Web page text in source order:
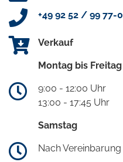
+49 92 52 / 99 77-0
Verkauf
Montag bis Freitag
9:00 - 12:00 Uhr
13:00 - 17:45 Uhr
Samstag
Nach Vereinbarung